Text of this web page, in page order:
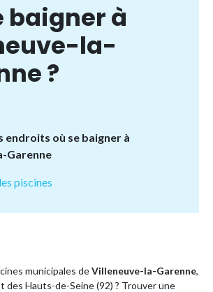
baigner à
la-
?
endroits où se baigner à
Garenne
piscines
municipales deVilleneuve-la-Garenne,
des Hauts-de-Seine (92) ? Trouver une